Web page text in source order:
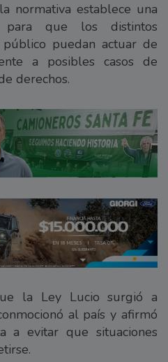
normativa establece una
que los distintos
puedan actuar de
a posibles casos de
derechos.
la Ley Lucio surgió a
al país y afirmó
a evitar que situaciones